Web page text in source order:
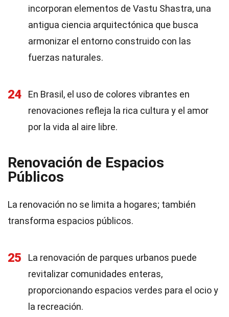
incorporan elementos de Vastu Shastra, una
antigua ciencia arquitectónica que busca
armonizar el entorno construido con las
fuerzas naturales.
24
En Brasil, el uso de colores vibrantes en
renovaciones refleja la rica cultura y el amor
por la vida al aire libre.
Renovación de Espacios
Públicos
La renovación no se limita a hogares; también
transforma espacios públicos.
25
La renovación de parques urbanos puede
revitalizar comunidades enteras,
proporcionando espacios verdes para el ocio y
la recreación.